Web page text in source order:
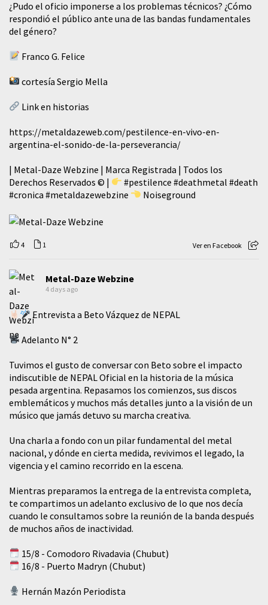
¿Pudo el oficio imponerse a los problemas técnicos? ¿Cómo
respondió el público ante una de las bandas fundamentales
del género?
Franco G. Felice
cortesía Sergio Mella
Link en historias
https://metaldazeweb.com/pestilence-en-vivo-en-
argentina-el-sonido-de-la-perseverancia/
| Metal-Daze Webzine | Marca Registrada | Todos los
Derechos Reservados © |
#pestilence #deathmetal #death
#cronica #metaldazewebzine Noiseground
4 1 Ver en Facebook
Metal-Daze Webzine
4 days ago
Entrevista a Beto Vázquez de NEPAL
Adelanto N° 2
Tuvimos el gusto de conversar con Beto sobre el impacto
indiscutible de NEPAL Oficial en la historia de la música
pesada argentina. Repasamos los comienzos, sus discos
emblemáticos y muchos más detalles junto a la visión de un
músico que jamás detuvo su marcha creativa.
​Una charla a fondo con un pilar fundamental del metal
nacional, y dónde en cierta medida, revivimos el legado, la
vigencia y el camino recorrido en la escena.
Mientras preparamos la entrega de la entrevista completa,
te compartimos un adelanto exclusivo de lo que nos decía
cuando le consultamos sobre la reunión de la banda después
de muchos años de inactividad.
15/8 - Comodoro Rivadavia (Chubut)
16/8 - Puerto Madryn (Chubut)
Hernán Mazón Periodista